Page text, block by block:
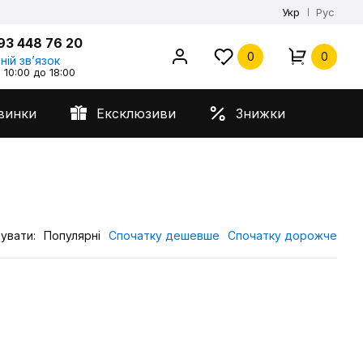
Укр Рус
448 76 20
звʼязок
до 18:00
0 0
Ексклюзиви Знижки
Популярні Спочатку дешевше Спочатку дорожче